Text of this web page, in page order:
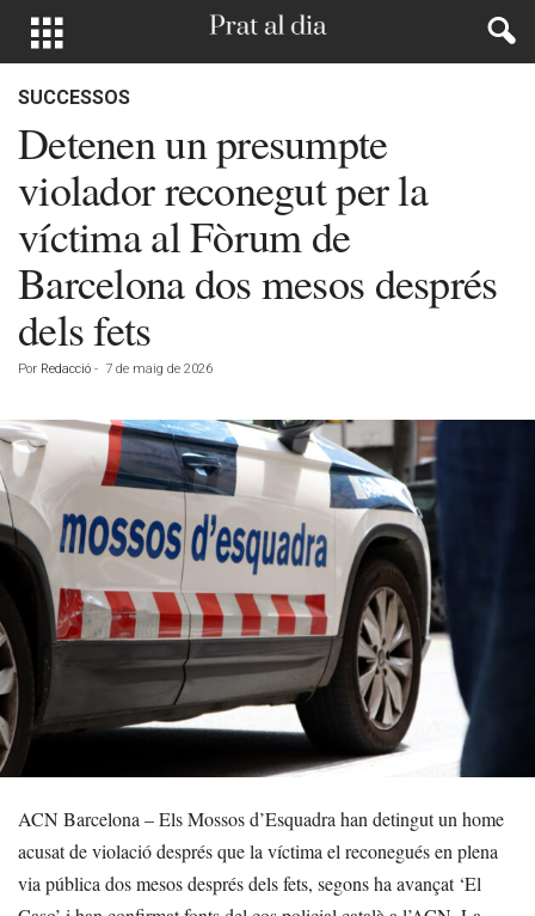
SUCCESSOS
Detenen un presumpte
violador reconegut per la
víctima al Fòrum de
Barcelona dos mesos després
dels fets
Por Redacció - 7 de maig de 2026
ACN Barcelona – Els Mossos d’Esquadra han detingut un home
acusat de violació després que la víctima el reconegués en plena
via pública dos mesos després dels fets, segons ha avançat ‘El